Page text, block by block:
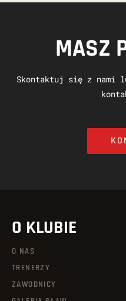
MASZ
Skontaktuj się z nami
O KLUBIE
O NAS
TRENERZY
ZAWODNICY